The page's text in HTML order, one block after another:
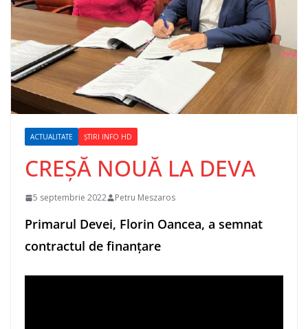
ACTUALITATE ȘTIRI INFO HD
CREȘĂ NOUĂ LA DEVA
5 septembrie 2022 Petru Meszaros
Primarul Devei, Florin Oancea, a semnat
contractul de finanțare